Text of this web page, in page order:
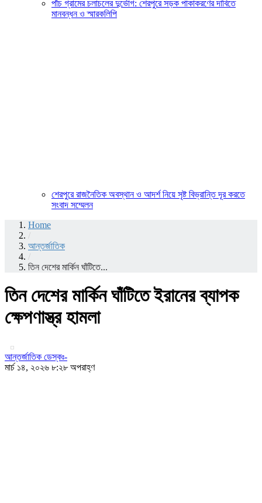
পাঁচ গ্রামের চলাচলের দুর্ভোগ: শেরপুরে সড়ক পাকাকরণের দাবিতে
মানবন্ধন ও স্মারকলিপি
শেরপুরে রাজনৈতিক অবস্থান ও আদর্শ নিয়ে সৃষ্ট বিভ্রান্তি দূর করতে
সংবাদ সম্মেলন
Home
/
আন্তর্জাতিক
/
তিন দেশের মার্কিন ঘাঁটিতে...
তিন দেশের মার্কিন ঘাঁটিতে ইরানের ব্যাপক
ক্ষেপণাস্ত্র হামলা
আন্তর্জাতিক ডেস্কঃ-
মার্চ ১৪, ২০২৬ ৮:২৮ অপরাহ্ণ